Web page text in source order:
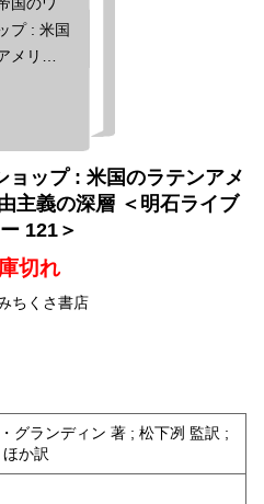
プ : 米国
メリ
ョップ : 米国のラテンアメ
主義の深層 ＜明石ライブ
121＞
切れ
ちくさ書店
グランディン 著 ; 松下冽 監訳 ;
か訳